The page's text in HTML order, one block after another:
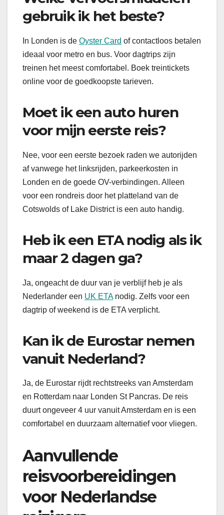
gebruik ik het beste?
In Londen is de Oyster Card of contactloos betalen
ideaal voor metro en bus. Voor dagtrips zijn
treinen het meest comfortabel. Boek treintickets
online voor de goedkoopste tarieven.
Moet ik een auto huren
voor mijn eerste reis?
Nee, voor een eerste bezoek raden we autorijden
af vanwege het linksrijden, parkeerkosten in
Londen en de goede OV-verbindingen. Alleen
voor een rondreis door het platteland van de
Cotswolds of Lake District is een auto handig.
Heb ik een ETA nodig als ik
maar 2 dagen ga?
Ja, ongeacht de duur van je verblijf heb je als
Nederlander een UK ETAnodig. Zelfs voor een
dagtrip of weekend is de ETA verplicht.
Kan ik de Eurostar nemen
vanuit Nederland?
Ja, de Eurostar rijdt rechtstreeks van Amsterdam
en Rotterdam naar Londen St Pancras. De reis
duurt ongeveer 4 uur vanuit Amsterdam en is een
comfortabel en duurzaam alternatief voor vliegen.
Aanvullende
reisvoorbereidingen
voor Nederlandse